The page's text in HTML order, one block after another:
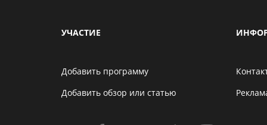
УЧАСТИЕ
Добавить программу
Добавить обзор или статью